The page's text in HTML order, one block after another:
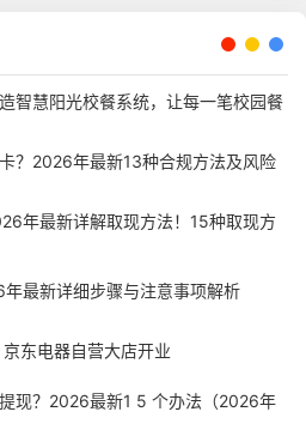
智慧阳光校餐系统，让每一笔校园餐
？2026年最新13种合规方法及风险
年最新详解取现方法！15种取现方
年最新详细步骤与注意事项解析
京东电器自营大店开业
现？2026最新1 5 个办法（2026年